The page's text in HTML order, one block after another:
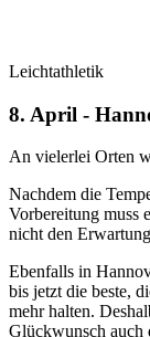
Leichtathletik
8. April -
An vielerlei Orten
Nachdem die
Vorbereitung muss
nicht den
Ebenfalls in
bis jetzt die beste,
mehr halten.
Glückwunsch auch